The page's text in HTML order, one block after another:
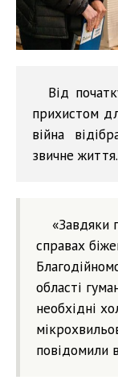
Від
прихистом
війна
звичне життя.
«Завдяки
справах
області
необхідні
повідомили